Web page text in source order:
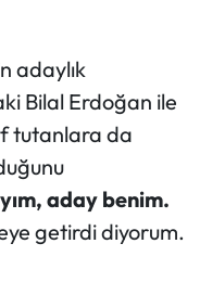
adaylık
Bilal Erdoğan ile
tutanlara da
aday benim.
getirdi diyorum.